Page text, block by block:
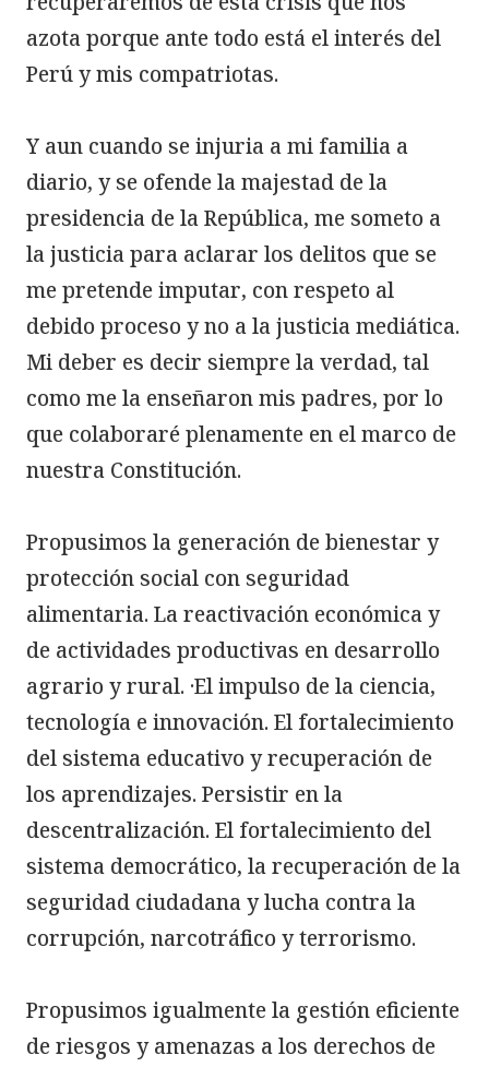
azota porque ante todo está el interés del
Perú y mis compatriotas.
Y aun cuando se injuria a mi familia a
diario, y se ofende la majestad de la
presidencia de la República, me someto a
la justicia para aclarar los delitos que se
me pretende imputar, con respeto al
debido proceso y no a la justicia mediática.
Mi deber es decir siempre la verdad, tal
como me la enseñaron mis padres, por lo
que colaboraré plenamente en el marco de
nuestra Constitución.
Propusimos la generación de bienestar y
protección social con seguridad
alimentaria. La reactivación económica y
de actividades productivas en desarrollo
agrario y rural. ·El impulso de la ciencia,
tecnología e innovación. El fortalecimiento
del sistema educativo y recuperación de
los aprendizajes. Persistir en la
descentralización. El fortalecimiento del
sistema democrático, la recuperación de la
seguridad ciudadana y lucha contra la
corrupción, narcotráfico y terrorismo.
Propusimos igualmente la gestión eficiente
de riesgos y amenazas a los derechos de